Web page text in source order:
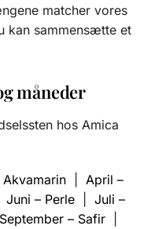
matcher vores
kan sammensætte et
måneder
hos Amica
Akvamarin
April –
Juni – Perle
Juli –
September – Safir